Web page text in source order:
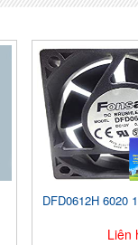
DFD0612H 6020
Liên